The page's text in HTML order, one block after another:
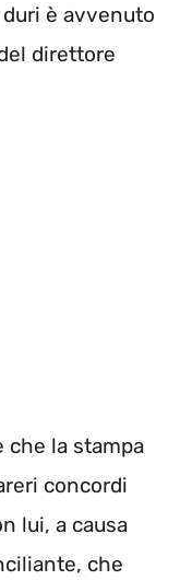
è avvenuto
direttore
che la stampa
concordi
lui, a causa
che